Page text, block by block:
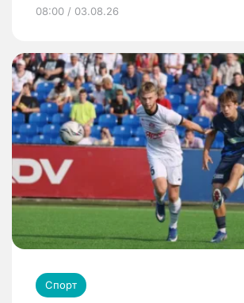
08:00 / 03.08.26
Спорт